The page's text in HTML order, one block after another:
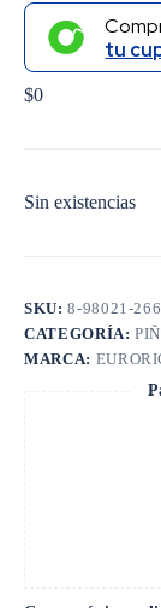
tu
$0
Sin existencias
SKU:8-98021-
CATEGORÍA:
MARCA: